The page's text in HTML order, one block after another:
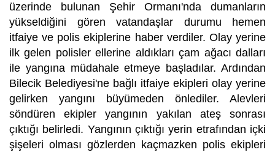
üzerinde bulunan Şehir Ormanı'nda dumanların
yükseldiğini gören vatandaşlar durumu hemen
itfaiye ve polis ekiplerine haber verdiler. Olay yerine
ilk gelen polisler ellerine aldıkları çam ağacı dalları
ile yangına müdahale etmeye başladılar. Ardından
Bilecik Belediyesi'ne bağlı itfaiye ekipleri olay yerine
gelirken yangını büyümeden önlediler. Alevleri
söndüren ekipler yangının yakılan ateş sonrası
çıktığı belirledi. Yangının çıktığı yerin etrafından içki
şişeleri olması gözlerden kaçmazken polis ekipleri